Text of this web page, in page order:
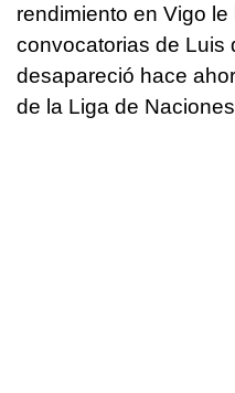
rendimiento en Vigo
convocatorias de Luis
desapareció hace
de la Liga de